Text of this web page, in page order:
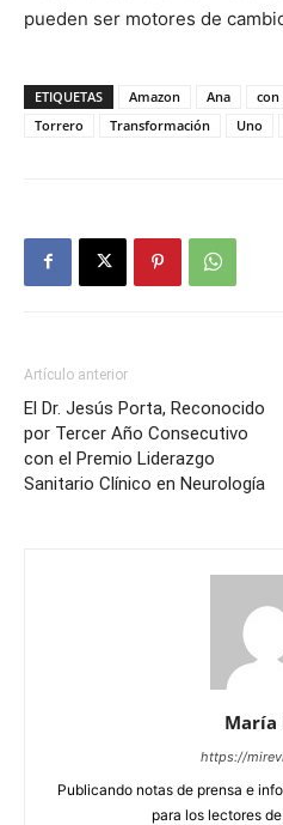
pueden ser motores de
ETIQUETAS Amazon Ana con
Torrero
Transformación Uno
Artículo anterior
El Dr. Jesús Porta, Reconocido
por Tercer Año Consecutivo
con el Premio Liderazgo
Sanitario Clínico en Neurología
María
https://
Publicando notas de prensa e
para los lectores